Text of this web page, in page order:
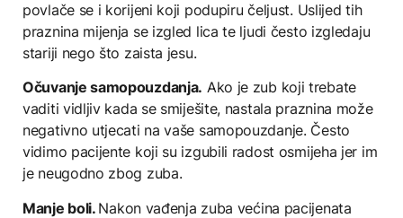
povlače se i korijeni koji podupiru čeljust. Uslijed tih
praznina mijenja se izgled lica te ljudi često izgledaju
stariji nego što zaista jesu.
Očuvanje samopouzdanja. Ako je zub koji trebate
vaditi vidljiv kada se smiješite, nastala praznina može
negativno utjecati na vaše samopouzdanje. Često
vidimo pacijente koji su izgubili radost osmijeha jer im
je neugodno zbog zuba.
Manje boli. Nakon vađenja zuba većina pacijenata